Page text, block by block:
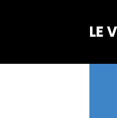
LE